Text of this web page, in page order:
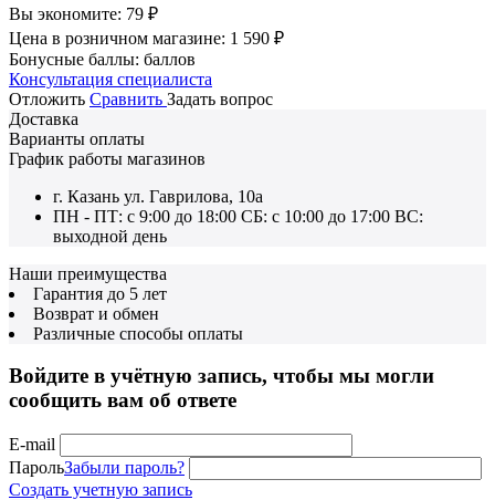
Вы экономите: 79 ₽
Цена в розничном магазине: 1 590 ₽
Бонусные баллы: баллов
Консультация специалиста
Отложить Сравнить Задать вопрос
Доставка
Варианты оплаты
График работы магазинов
г. Казань ул. Гаврилова, 10а
ПН - ПТ: с 9:00 до 18:00 СБ: с 10:00 до 17:00 ВС:
выходной день
Наши преимущества
Гарантия до 5 лет
Возврат и обмен
Различные способы оплаты
Войдите в учётную запись, чтобы мы могли
сообщить вам об ответе
E-mail
ПарольЗабыли пароль?
Создать учетную запись